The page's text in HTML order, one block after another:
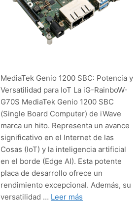
MediaTek Genio 1200 SBC: Potencia y
Versatilidad para IoT La iG-RainboW-
G70S MediaTek Genio 1200 SBC
(Single Board Computer) de iWave
marca un hito. Representa un avance
significativo en el Internet de las
Cosas (IoT) y la inteligencia artificial
en el borde (Edge AI). Esta potente
placa de desarrollo ofrece un
rendimiento excepcional. Además, su
versatilidad … Leer más